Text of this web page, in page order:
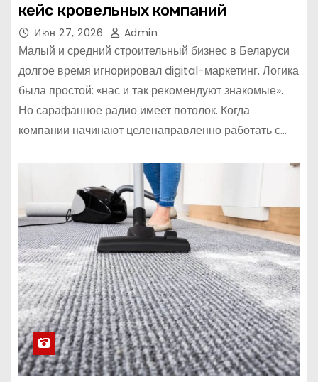
кейс кровельных компаний
Июн 27, 2026 Admin
Малый и средний строительный бизнес в Беларуси
долгое время игнорировал digital-маркетинг. Логика
была простой: «нас и так рекомендуют знакомые».
Но сарафанное радио имеет потолок. Когда
компании начинают целенаправленно работать с…